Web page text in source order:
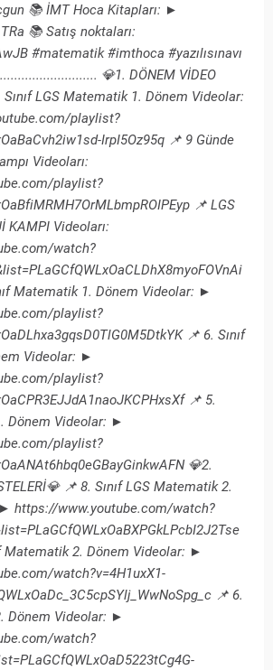
📚 İMT Hoca Kitapları: ►
📚 Satış noktaları:
#matematik #imthoca #yazılısınavı
💎1. DÖNEM VİDEO
Sınıf LGS Matematik 1. Dönem Videolar:
playlist?
IrpI5Oz95q 📌 9 Günde
Videoları:
playlist?
📌 LGS
KAMPI Videoları:
watch?
Matematik 1. Dönem Videolar: ►
playlist?
📌 6. Sınıf
Videolar: ►
playlist?
📌 5.
Dönem Videolar: ►
playlist?
💎2.
📌 8. Sınıf LGS Matematik 2.
https://www.youtube.com/watch?
Matematik 2. Dönem Videolar: ►
watch?v=4H1uxX1-
📌 6.
Dönem Videolar: ►
watch?